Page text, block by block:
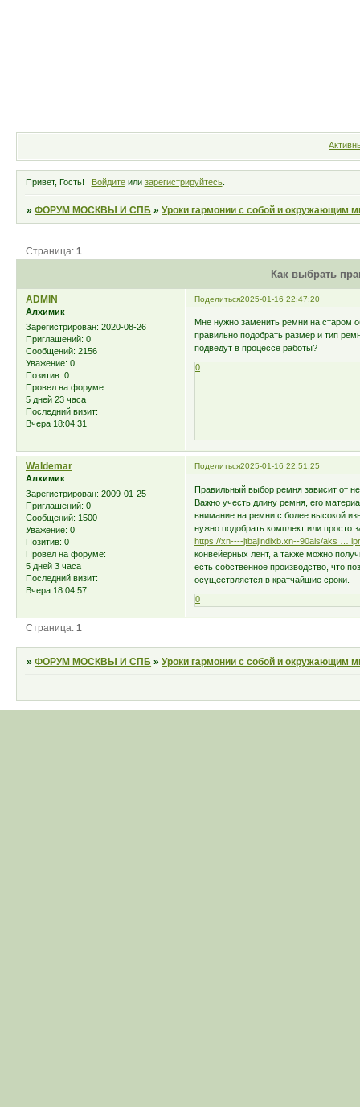
Привет, Гость! Войдитеили зарегистрируйтесь.
»ФОРУМ МОСКВЫ И СПБ »Уроки гармонии с собой и окружающим
Как выбрать
Страница:1
Поделиться2025-01-16 22:47:20
ADMIN
Алхимик
Зарегистрирован: 2020-08-26
Приглашений: 0
Сообщений: 2156
Уважение: 0
Позитив: 0
Провел на форуме:
5 дней 23 часа
Последний визит:
Вчера 18:04:31
Мне нужно заменить ремни на старом
правильно подобрать размер и тип
подведут в процессе работы?
0
Поделиться2025-01-16 22:51:25
Waldemar
Алхимик
Зарегистрирован: 2009-01-25
Приглашений: 0
Сообщений: 1500
Уважение: 0
Позитив: 0
Провел на форуме:
5 дней 3 часа
Последний визит:
Вчера 18:04:57
Правильный выбор ремня зависит от
Важно учесть длину ремня, его
внимание на ремни с более высокой
нужно подобрать комплект или
https://xn----jtbajindixb.xn--90ais/aks …
конвейерных лент, а также можно
есть собственное производство, что
осуществляется в кратчайшие сроки.
0
Страница:1
»ФОРУМ МОСКВЫ И СПБ »Уроки гармонии с собой и окружающим